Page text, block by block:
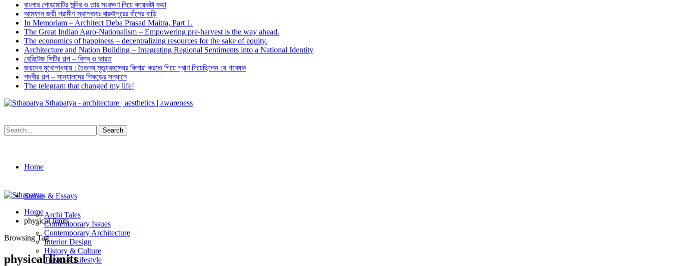
বাংলার পোড়ামাটির মন্দির ও তার সংরক্ষণ নিয়ে কয়েকটা কথা
আম্ফান জয়ী গ্রামীণ স্থাপত্যঃ বারুইপুরের বাঁশের বাড়ি
In Memoriam – Architect Deba Prasad Maitra, Part 1.
The Great Indian Agro-Nationalism – Empowering pre-harvest is the way ahead.
The economics of happiness – decentralizing resources for the sake of equity.
Architecture and Nation Building – Integrating Regional Sentiments into a National Identity
হেরিটেজ সিটির গল্প – বিশ্ব ও ভারত
জয়দেব মুখোপাধ্যায় : চৈতন্য মৃত্যুরহস্যের কিনারা করতে গিয়ে প্রাণ দিয়েছিলেন যে গবেষক
পদবীর গল্প – সান্যালদের শিকড়ের সন্ধানে
The telegram that changed my life!
Sthapatya - architecture | aesthetics | awareness
Home
Stories & Essays
Archi Tales
Contemporary Issues
Contemporary Architecture
Interior Design
History & Culture
Travel & Lifestyle
Home
physical limits
Browsing Tag
physical limits